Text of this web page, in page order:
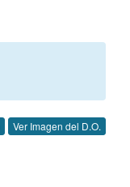
Ver Imagen del D.O.